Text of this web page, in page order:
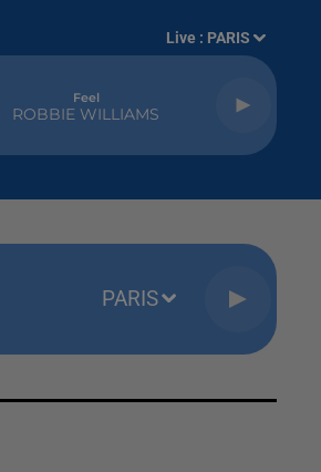
Live : PARIS
Feel
ROBBIE WILLIAMS
PARIS